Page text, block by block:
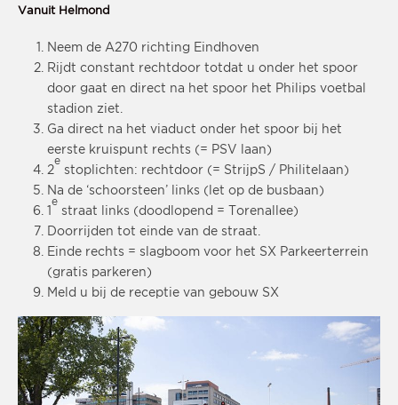
Vanuit Helmond
Neem de A270 richting Eindhoven
Rijdt constant rechtdoor totdat u onder het spoor
door gaat en direct na het spoor het Philips voetbal
stadion ziet.
Ga direct na het viaduct onder het spoor bij het
eerste kruispunt rechts (= PSV laan)
2
e
stoplichten: rechtdoor (= StrijpS / Philitelaan)
Na de ‘schoorsteen’ links (let op de busbaan)
e
straat links (doodlopend = Torenallee)
Doorrijden tot einde van de straat.
Einde rechts = slagboom voor het SX Parkeerterrein
(gratis parkeren)
Meld u bij de receptie van gebouw SX